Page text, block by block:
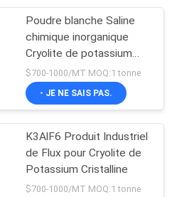
Poudre blanche Saline
chimique inorganique
Cryolite de potassium
K3AlF6
$700-1000/MT MOQ:1 tonne
- JE NE SAIS PAS.
K3AlF6 Produit Industriel
de Flux pour Cryolite de
Potassium Cristalline
$700-1000/MT MOQ:1 tonne